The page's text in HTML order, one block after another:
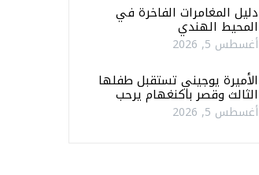
دليل المغامرات الفاخرة في
المحيط الهندي
أغسطس 5, 2026
الأميرة يوجيني تستقبل طفلها
الثالث وقصر باكنغهام يرحب
أغسطس 5, 2026